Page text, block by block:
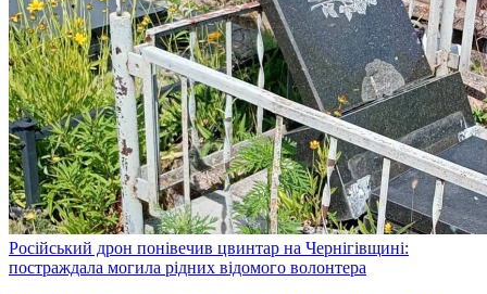
Російський дрон понівечив цвинтар на Чернігівщині:
постраждала могила рідних відомого волонтера